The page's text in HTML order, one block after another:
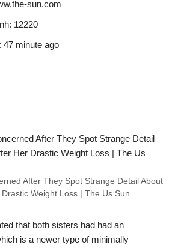
sun.com
12220
47 minute ago
After They Spot Strange Detail About
Drastic Weight Loss | The Us Sun
that both sisters had had an
is a newer type of minimally